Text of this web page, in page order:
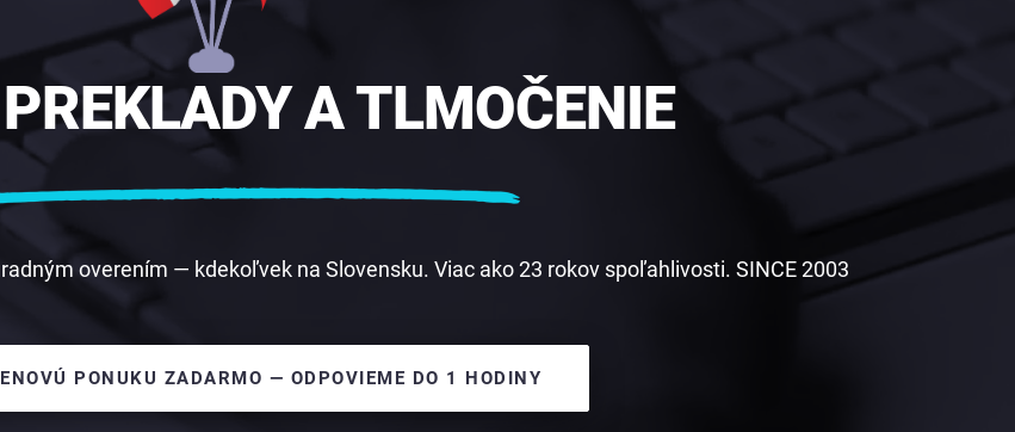
PREKLADYATLMOČENIE
overením — kdekoľvek na Slovensku. Viac ako 23 rokov spoľahlivosti. SINCE 2003
PONUKU ZADARMO — ODPOVIEME DO 1 HODINY